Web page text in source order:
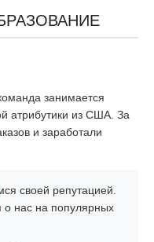
занимается
атрибутики из США. За
и заработали
своей репутацией.
о нас на популярных